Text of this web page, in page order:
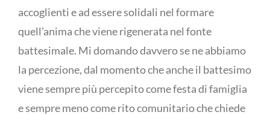
accoglienti e ad essere solidali nel formare
quell’anima che viene rigenerata nel fonte
battesimale. Mi domando davvero se ne abbiamo
la percezione, dal momento che anche il battesimo
viene sempre più percepito come festa di famiglia
e sempre meno come rito comunitario che chiede